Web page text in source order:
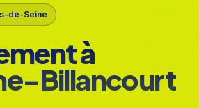
de-Seine
à
Billancourt